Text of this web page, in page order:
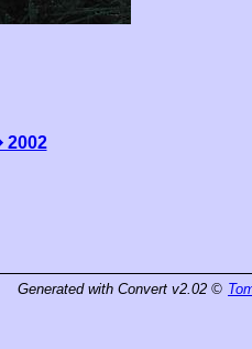
2002
Generated with Convert v2.02 ©